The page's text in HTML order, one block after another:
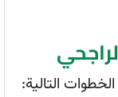
التالية: